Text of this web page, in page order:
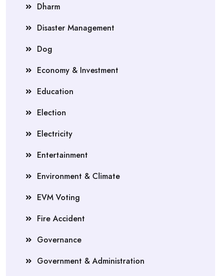
Dharm
Disaster Management
Dog
Economy & Investment
Education
Election
Electricity
Entertainment
Environment & Climate
EVM Voting
Fire Accident
Governance
Government & Administration